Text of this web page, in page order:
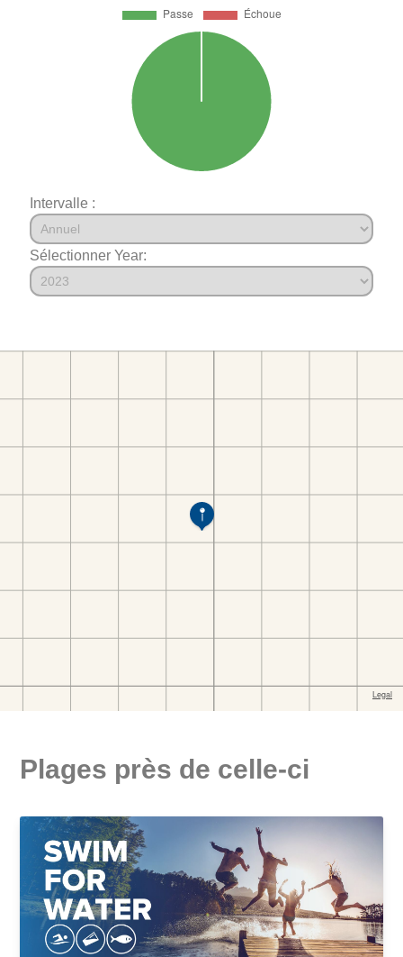
Intervalle :
Sélectionner Year:
Plages près de celle-ci